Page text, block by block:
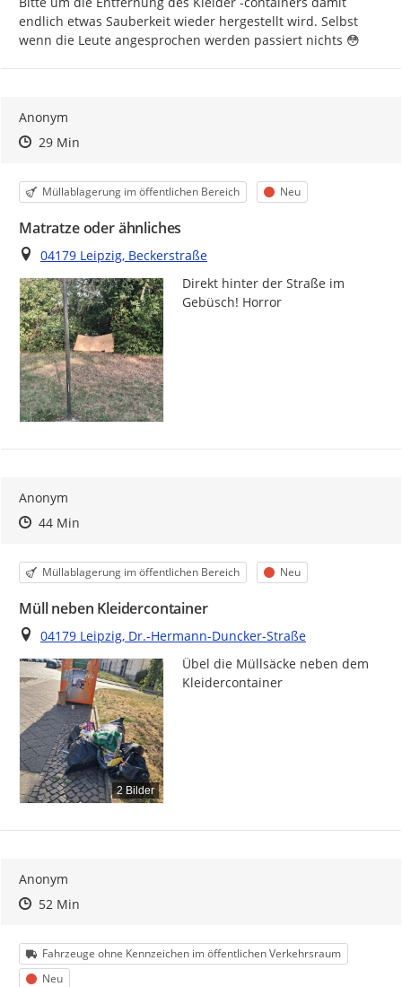
endlich etwas Sauberkeit wieder hergestellt wird. Selbst
wenn die Leute angesprochen werden passiert nichts 😳
Anonym
Zeitpunkt des Erstellens
Zeitpunkt des Erstellens
29 MinZur Äußerung
Kategorie
Müllablagerung im öffentlichen Bereich Status
Neu
Matratze oder ähnliches
Ort
04179 Leipzig, Beckerstraße
Direkt hinter der Straße im
Gebüsch! Horror
Anonym
Zeitpunkt des Erstellens
Zeitpunkt des Erstellens
44 MinZur Äußerung
Kategorie
Müllablagerung im öffentlichen Bereich Status
Neu
Müll neben Kleidercontainer
Ort
04179 Leipzig, Dr.-Hermann-Duncker-Straße
2 Bilder
Übel die Müllsäcke neben dem
Kleidercontainer
Anonym
Zeitpunkt des Erstellens
Zeitpunkt des Erstellens
52 MinZur Äußerung
Kategorie
Fahrzeuge ohne Kennzeichen im öffentlichen Verkehrsraum
Status
Neu